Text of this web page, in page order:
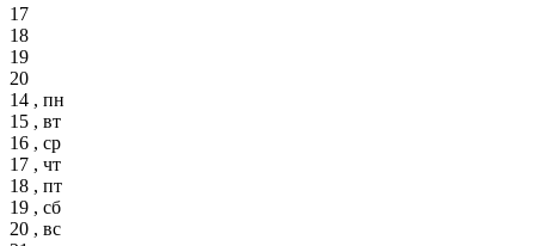
17
18
19
20
14 , пн
15 , вт
16 , ср
17 , чт
18 , пт
19 , сб
20 , вс